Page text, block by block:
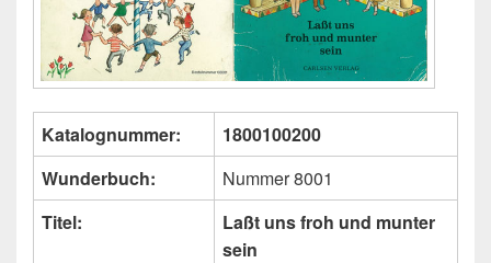
Katalognummer:
1800100200
Wunderbuch:
Nummer 8001
Titel:
Laßt uns froh und munter
sein